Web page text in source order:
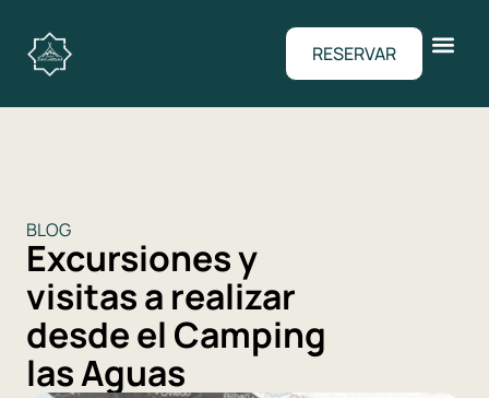
RESERVAR
BLOG
Excursiones y
visitas a realizar
desde el Camping
las Aguas